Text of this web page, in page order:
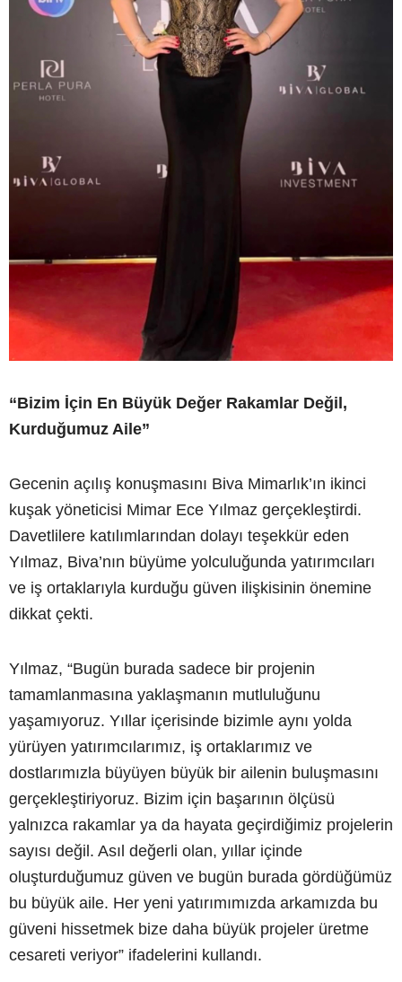
“Bizim İçin En Büyük Değer Rakamlar Değil,
Kurduğumuz Aile”
Gecenin açılış konuşmasını Biva Mimarlık’ın ikinci
kuşak yöneticisi Mimar Ece Yılmaz gerçekleştirdi.
Davetlilere katılımlarından dolayı teşekkür eden
Yılmaz, Biva’nın büyüme yolculuğunda yatırımcıları
ve iş ortaklarıyla kurduğu güven ilişkisinin önemine
dikkat çekti.
Yılmaz, “Bugün burada sadece bir projenin
tamamlanmasına yaklaşmanın mutluluğunu
yaşamıyoruz. Yıllar içerisinde bizimle aynı yolda
yürüyen yatırımcılarımız, iş ortaklarımız ve
dostlarımızla büyüyen büyük bir ailenin buluşmasını
gerçekleştiriyoruz. Bizim için başarının ölçüsü
yalnızca rakamlar ya da hayata geçirdiğimiz projelerin
sayısı değil. Asıl değerli olan, yıllar içinde
oluşturduğumuz güven ve bugün burada gördüğümüz
bu büyük aile. Her yeni yatırımımızda arkamızda bu
güveni hissetmek bize daha büyük projeler üretme
cesareti veriyor” ifadelerini kullandı.